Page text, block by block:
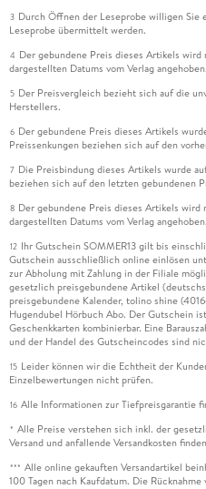
3 Durch Öffnen der Leseprobe willigen Sie
Leseprobe übermittelt werden.
4 Der gebundene Preis dieses Artikels
dargestellten Datums vom Verlag angehoben.
5 Der Preisvergleich bezieht sich auf die
Herstellers.
6 Der gebundene Preis dieses Artikels
Preissenkungen beziehen sich auf den
7 Die Preisbindung dieses Artikels wurde
beziehen sich auf den letzten gebundenen
8 Der gebundene Preis dieses Artikels
dargestellten Datums vom Verlag angehoben.
12 Ihr Gutschein SOMMER13 gilt bis
Gutschein ausschließlich online einlösen
zur Abholung mit Zahlung in der Filiale
gesetzlich preisgebundene Artikel
preisgebundene Kalender, tolino shine
Hugendubel Hörbuch Abo. Der Gutschein
Geschenkkarten kombinierbar. Eine
und der Handel des Gutscheincodes sind
15 Leider können wir die Echtheit der
Einzelbewertungen nicht prüfen.
16 Alle Informationen zur Tiefpreisgarantie
* Alle Preise verstehen sich inkl. der
Versand und anfallende Versandkosten
*** Alle online gekauften Versandartikel
100 Tagen nach Kaufdatum. Die